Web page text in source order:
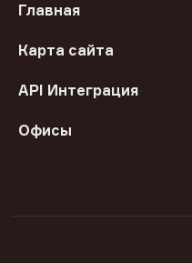
Главная
Карта сайта
API Интеграция
Офисы